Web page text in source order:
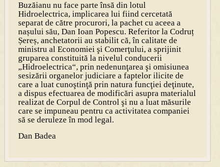
Buzăianu nu face parte însă din lotul
Hidroelectrica, implicarea lui fiind cercetată
separat de către procurori, la pachet cu aceea a
nașului său, Dan Ioan Popescu. Referitor la Codruț
Șereș, anchetatorii au stabilit că, în calitate de
ministru al Economiei şi Comerţului, a sprijinit
gruparea constituită la nivelul conducerii
„Hidroelectrica“, prin nedenunţarea şi omisiunea
sesizării organelor judiciare a faptelor ilicite de
care a luat cunoştinţă prin natura funcţiei deţinute,
a dispus efectuarea de modificări asupra materialul
realizat de Corpul de Control şi nu a luat măsurile
care se impuneau pentru ca activitatea companiei
să se deruleze în mod legal.
Dan Badea